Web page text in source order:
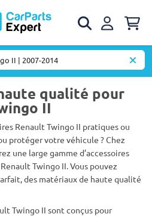
II | 2007-2014
qualité pour
II
Renault Twingo II pratiques ou
protéger votre véhicule ? Chez
une large gamme d’accessoires
Twingo II. Vous pouvez
des matériaux de haute qualité
Twingo II sont conçus pour